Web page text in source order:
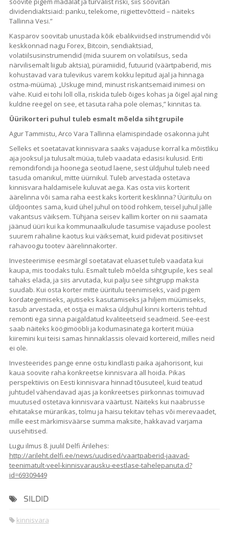
dividendiaktsiaid: panku, telekome, riigiettevõtteid – näiteks
Tallinna Vesi.”
Kasparov soovitab unustada kõik ebalikviidsed instrumendid või
keskkonnad nagu Forex, Bitcoin, sendiaktsiad,
volatiilsusinstrumendid (mida suurem on volatiilsus, seda
närvilisemalt liigub aktsia), püramiidid, futuurid (väärtpaberid, mis
kohustavad vara tulevikus varem kokku lepitud ajal ja hinnaga
ostma-müüma). „Uskuge mind, minust riskantsemaid inimesi on
vähe. Kuid ei tohi loll olla, riskida tuleb õiges kohas ja õigel ajal ning
kuldne reegel on see, et tasuta raha pole olemas,” kinnitas ta.
Üürikorteri puhul tuleb esmalt mõelda sihtgrupile
Agur Tammistu, Arco Vara Tallinna elamispindade osakonna juht
Selleks et soetatavat kinnisvara saaks vajaduse korral ka mõistliku
aja jooksul ja tulusalt müüa, tuleb vaadata edasisi kulusid. Eriti
remondifondi ja hoonega seotud laene, sest üldjuhul tuleb need
tasuda omanikul, mitte üürnikul. Tuleb arvestada ostetava
kinnisvara haldamisele kuluvat aega. Kas osta viis korterit
äärelinna või sama raha eest kaks korterit kesklinna? Üüritulu on
üldjoontes sama, kuid ühel juhul on tööd rohkem, teisel juhul jälle
vakantsus väiksem. Tühjana seisev kallim korter on nii saamata
jäänud üüri kui ka kommunaalkulude tasumise vajaduse poolest
suurem rahaline kaotus kui väiksemat, kuid pidevat positiivset
rahavoogu tootev äärelinnakorter.
Investeerimise eesmärgil soetatavat eluaset tuleb vaadata kui
kaupa, mis toodaks tulu. Esmalt tuleb mõelda sihtgrupile, kes seal
tahaks elada, ja siis arvutada, kui palju see sihtgrupp maksta
suudab. Kui osta korter mitte üüritulu teenimiseks, vaid pigem
kordategemiseks, ajutiseks kasutamiseks ja hiljem müümiseks,
tasub arvestada, et ostja ei maksa üldjuhul kinni korteris tehtud
remonti ega sinna paigaldatud kvaliteetseid seadmeid. See-eest
saab näiteks köögimööbli ja kodumasinatega korterit müüa
kiiremini kui teisi samas hinnaklassis olevaid kortereid, milles neid
ei ole.
Investeerides pange enne ostu kindlasti paika ajahorisont, kui
kaua soovite raha konkreetse kinnisvara all hoida. Pikas
perspektiivis on Eesti kinnisvara hinnad tõusuteel, kuid teatud
juhtudel vähendavad ajas ja konkreetses piirkonnas toimuvad
muutused ostetava kinnisvara väärtust. Näiteks kui naabrusse
ehitatakse mürarikas, tolmu ja haisu tekitav tehas või merevaadet,
mille eest märkimisväärse summa maksite, hakkavad varjama
uusehitised.
Lugu ilmus 8. juulil Delfi Ärilehes:
http://arileht.delfi.ee/news/uudised/vaartpaberid-jaavad-
teenimatult-veel-kinnisvarausku-eestlase-tahelepanuta.d?
id=69309449
SILDID
kinnisvara